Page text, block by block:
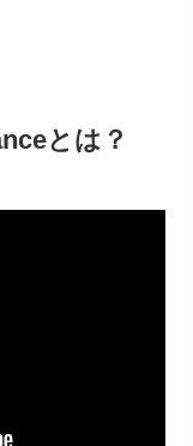
とは？